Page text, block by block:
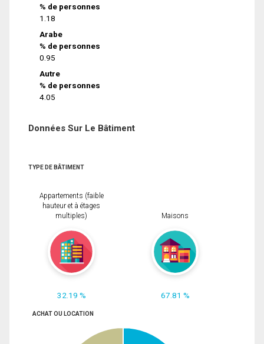
% de personnes
1.18
Arabe
% de personnes
0.95
Autre
% de personnes
4.05
Données Sur Le Bâtiment
TYPE DE BÂTIMENT
Appartements (faible
hauteur et à étages
multiples)
32.19 %
Maisons
67.81 %
ACHAT OU LOCATION